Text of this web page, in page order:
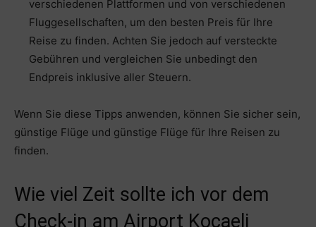
verschiedenen Plattformen und von verschiedenen
Fluggesellschaften, um den besten Preis für Ihre
Reise zu finden. Achten Sie jedoch auf versteckte
Gebühren und vergleichen Sie unbedingt den
Endpreis inklusive aller Steuern.
Wenn Sie diese Tipps anwenden, können Sie sicher sein,
günstige Flüge und günstige Flüge für Ihre Reisen zu
finden.
Wie viel Zeit sollte ich vor dem
Check-in am Airport Kocaeli